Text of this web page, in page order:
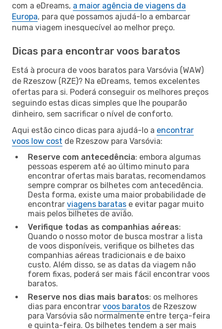
com a eDreams, a maior agência de viagens da
Europa, para que possamos ajudá-lo a embarcar
numa viagem inesquecível ao melhor preço.
Dicas para encontrar voos baratos
Está à procura de voos baratos para Varsóvia (WAW)
de Rzeszow (RZE)? Na eDreams, temos excelentes
ofertas para si. Poderá conseguir os melhores preços
seguindo estas dicas simples que lhe pouparão
dinheiro, sem sacrificar o nível de conforto.
Aqui estão cinco dicas para ajudá-lo a encontrar
voos low cost de Rzeszow para Varsóvia:
Reserve com antecedência: embora algumas
pessoas esperem até ao último minuto para
encontrar ofertas mais baratas, recomendamos
sempre comprar os bilhetes com antecedência.
Desta forma, existe uma maior probabilidade de
encontrar viagens baratas e evitar pagar muito
mais pelos bilhetes de avião.
Verifique todas as companhias aéreas:
Quando o nosso motor de busca mostrar a lista
de voos disponíveis, verifique os bilhetes das
companhias aéreas tradicionais e de baixo
custo. Além disso, se as datas da viagem não
forem fixas, poderá ser mais fácil encontrar voos
baratos.
Reserve nos dias mais baratos: os melhores
dias para encontrar voos baratos de Rzeszow
para Varsóvia são normalmente entre terça-feira
e quinta-feira. Os bilhetes tendem a ser mais